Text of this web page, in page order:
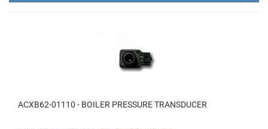
ACXB62-01110 - BOILER PRESSURE TRANSDUCER